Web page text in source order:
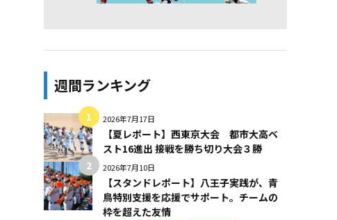
週間ランキング
2026年7月17日
【夏レポート】西東京大会 都市大高ベ
スト16進出 接戦を勝ち切り大会３勝
2026年7月10日
【スタンドレポート】八王子実践が、青
鳥特別支援を応援でサポート。チームの
枠を超えた友情